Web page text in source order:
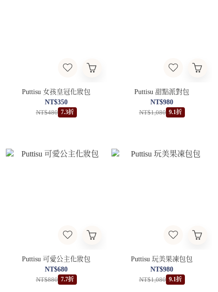
Puttisu 女孩皇冠化妝包
NT$350
NT$480 7.3折
Puttisu 甜點派對包
NT$980
NT$1,080 9.1折
Puttisu 可愛公主化妝包
NT$680
NT$880 7.7折
Puttisu 玩美果凍包包
NT$980
NT$1,080 9.1折